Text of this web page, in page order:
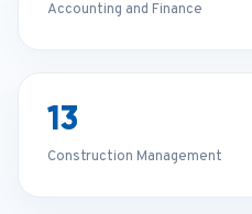
Accounting and Finance
13
Construction Management